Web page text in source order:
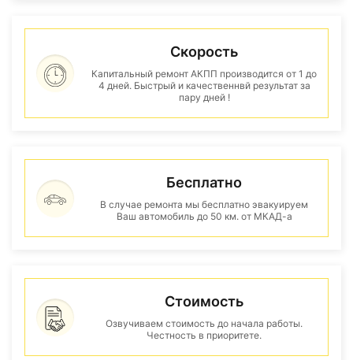
Скорость
Капитальный ремонт АКПП производится от 1 до
4 дней. Быстрый и качественнвй результат за
пару дней !
Бесплатно
В случае ремонта мы бесплатно эвакуируем
Ваш автомобиль до 50 км. от МКАД-а
Стоимость
Озвучиваем стоимость до начала работы.
Честность в приоритете.